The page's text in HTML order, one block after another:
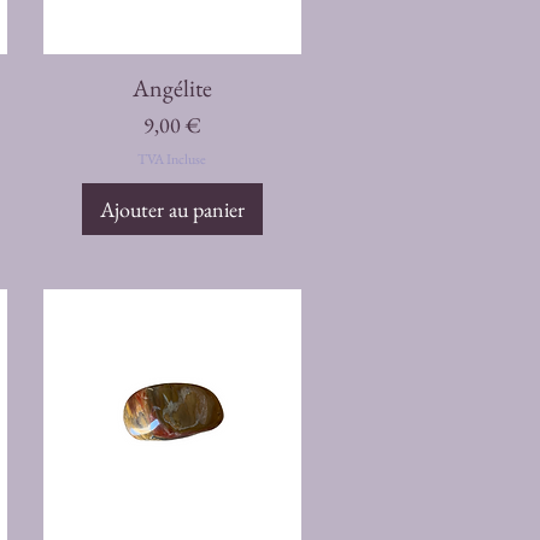
Aperçu rapide
Angélite
Prix
9,00 €
TVA Incluse
Ajouter au panier